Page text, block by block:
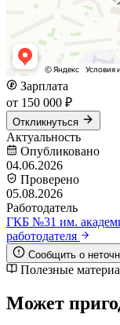
Зарплата
от 150 000 ₽
Откликнуться
Актуальность
Опубликовано
04.06.2026
Проверено
05.08.2026
Работодатель
ГКБ №31 им.
работодателя
Сообщить о
Полезные
Может